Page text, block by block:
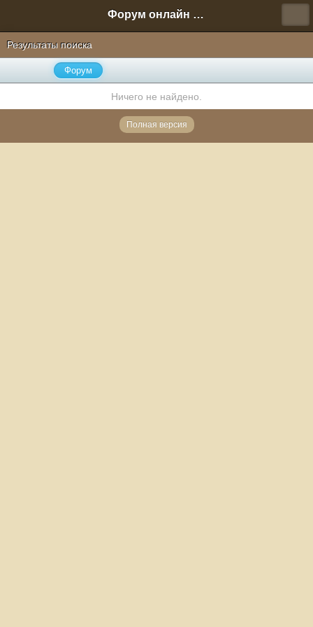
Форум онлайн игры "Новая Эра" (Нюра Биз)
Результаты поиска
Форум
Ничего не найдено.
Полная версия